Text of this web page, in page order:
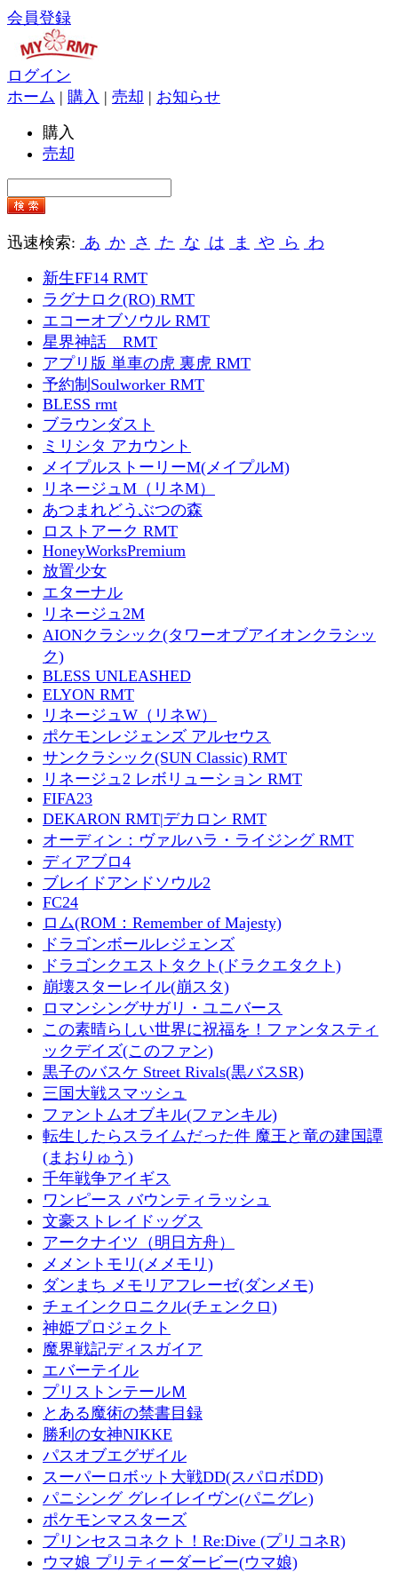
会員登録
ログイン
ホーム | 購入 | 売却 | お知らせ
購入
売却
迅速検索: あ か さ た な は ま や ら わ
新生FF14 RMT
ラグナロク(RO) RMT
エコーオブソウル RMT
星界神話 RMT
アプリ版 単車の虎 裏虎 RMT
予約制Soulworker RMT
BLESS rmt
ブラウンダスト
ミリシタ アカウント
メイプルストーリーM(メイプルM)
リネージュM（リネM）
あつまれどうぶつの森
ロストアーク RMT
HoneyWorksPremium
放置少女
エターナル
リネージュ2M
AIONクラシック(タワーオブアイオンクラシッ
ク)
BLESS UNLEASHED
ELYON RMT
リネージュW（リネW）
ポケモンレジェンズ アルセウス
サンクラシック(SUN Classic) RMT
リネージュ2 レボリューション RMT
FIFA23
DEKARON RMT|デカロン RMT
オーディン：ヴァルハラ・ライジング RMT
ディアブロ4
ブレイドアンドソウル2
FC24
ロム(ROM：Remember of Majesty)
ドラゴンボールレジェンズ
ドラゴンクエストタクト(ドラクエタクト)
崩壊スターレイル(崩スタ)
ロマンシングサガリ・ユニバース
この素晴らしい世界に祝福を！ファンタスティ
ックデイズ(このファン)
黒子のバスケ Street Rivals(黒バスSR)
三国大戦スマッシュ
ファントムオブキル(ファンキル)
転生したらスライムだった件 魔王と竜の建国譚
(まおりゅう)
千年戦争アイギス
ワンピース バウンティラッシュ
文豪ストレイドッグス
アークナイツ（明日方舟）
メメントモリ(メメモリ)
ダンまち メモリアフレーゼ(ダンメモ)
チェインクロニクル(チェンクロ)
神姫プロジェクト
魔界戦記ディスガイア
エバーテイル
プリストンテールＭ
とある魔術の禁書目録
勝利の女神NIKKE
パスオブエグザイル
スーパーロボット大戦DD(スパロボDD)
パニシング グレイレイヴン(パニグレ)
ポケモンマスターズ
プリンセスコネクト！Re:Dive (プリコネR)
ウマ娘 プリティーダービー(ウマ娘)